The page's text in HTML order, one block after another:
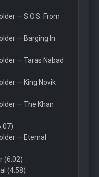
— S.O.S. From
— Barging In
— Taras Nabad
— King Novik
— The Khan
— Eternal
(6:02)
(4:58)